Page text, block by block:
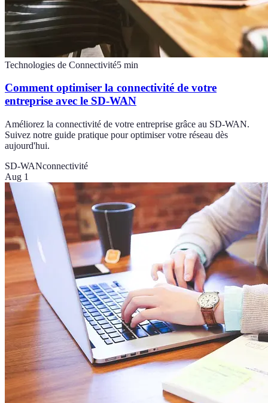
Technologies de Connectivité5 min
Comment optimiser la connectivité de votre
entreprise avec le SD-WAN
Améliorez la connectivité de votre entreprise grâce au SD-WAN.
Suivez notre guide pratique pour optimiser votre réseau dès
aujourd'hui.
SD-WANconnectivité
Aug 1